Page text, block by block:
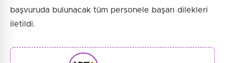
başvuruda bulunacak tüm personele başarı dilekleri
iletildi.